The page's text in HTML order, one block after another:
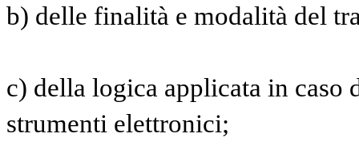
b) delle finalità e modalità del
c) della logica applicata in
strumenti elettronici;